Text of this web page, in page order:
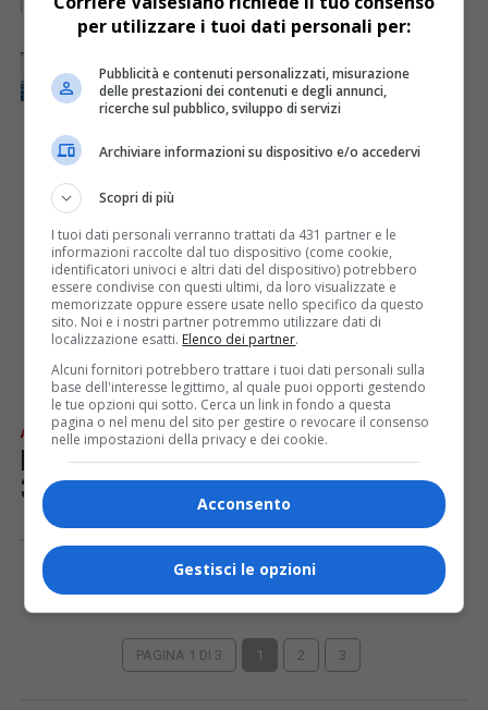
sono 12.676, altri 3737 sono “in via di
guarigione”
Piemonte, 11.975 pazienti guariti e 3.739 in via
di guarigione
ATTUALITÀ 6 anni fa
Piemonte, 11.547 pazienti guariti e
3.640 in via di guarigione
ATTUALITÀ 6 anni fa
Piemonte, 10.596 pazienti guariti e 3.229 in via
di guarigione
PAGINA 1 DI 3 1 2 3
per utilizzare i tuoi dati personali per:
Pubblicità e contenuti personalizzati, misurazione
delle prestazioni dei contenuti e degli annunci,
ricerche sul pubblico, sviluppo di servizi
Archiviare informazioni su dispositivo e/o accedervi
Scopri di più
I tuoi dati personali verranno trattati da 431 partner e le
informazioni raccolte dal tuo dispositivo (come cookie,
identificatori univoci e altri dati del dispositivo) potrebbero
essere condivise con questi ultimi, da loro visualizzate e
memorizzate oppure essere usate nello specifico da questo
sito. Noi e i nostri partner potremmo utilizzare dati di
localizzazione esatti. Elenco dei partner.
Alcuni fornitori potrebbero trattare i tuoi dati personali sulla
base dell'interesse legittimo, al quale puoi opporti gestendo
le tue opzioni qui sotto. Cerca un link in fondo a questa
pagina o nel menu del sito per gestire o revocare il consenso
nelle impostazioni della privacy e dei cookie.
Acconsento
Gestisci le opzioni